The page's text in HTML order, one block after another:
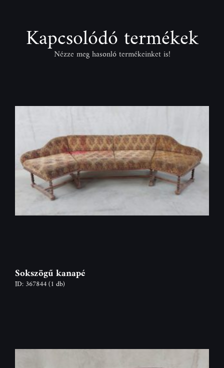
Kapcsolódó termékek
Nézze meg hasonló termékeinket is!
Sokszögű kanapé
ID: 367844(1 db)